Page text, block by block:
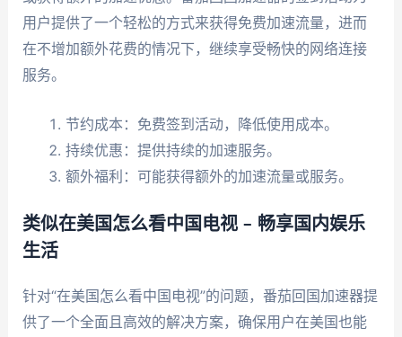
用户提供了一个轻松的方式来获得免费加速流量，进而
在不增加额外花费的情况下，继续享受畅快的网络连接
服务。
节约成本：免费签到活动，降低使用成本。
持续优惠：提供持续的加速服务。
额外福利：可能获得额外的加速流量或服务。
类似在美国怎么看中国电视 – 畅享国内娱乐
生活
针对“在美国怎么看中国电视”的问题，番茄回国加速器提
供了一个全面且高效的解决方案，确保用户在美国也能